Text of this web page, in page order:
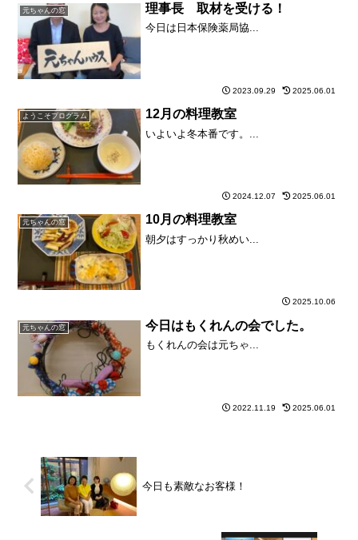
元ちゃんの窓 理事長 取材を受ける！
今日は日本保険薬局協...
2023.09.29 2025.06.01
ようこそプログラム 12月の料理教室
いよいよ冬本番です。...
2024.12.07 2025.06.01
元ちゃんの窓 10月の料理教室
朝夕はすっかり秋めい...
2025.10.06
元ちゃんの窓 今日はもくれんの会でした。
もくれんの会は元ちゃ...
2022.11.19 2025.06.01
今日も素敵なお客様！